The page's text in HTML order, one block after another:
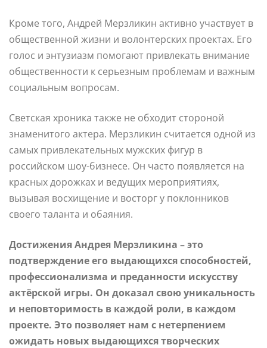
Кроме того, Андрей Мерзликин активно участвует в
общественной жизни и волонтерских проектах. Его
голос и энтузиазм помогают привлекать внимание
общественности к серьезным проблемам и важным
социальным вопросам.
Светская хроника также не обходит стороной
знаменитого актера. Мерзликин считается одной из
самых привлекательных мужских фигур в
российском шоу-бизнесе. Он часто появляется на
красных дорожках и ведущих мероприятиях,
вызывая восхищение и восторг у поклонников
своего таланта и обаяния.
Достижения Андрея Мерзликина – это
подтверждение его выдающихся способностей,
профессионализма и преданности искусству
актёрской игры. Он доказал свою уникальность
и неповторимость в каждой роли, в каждом
проекте. Это позволяет нам с нетерпением
ожидать новых выдающихся творческих